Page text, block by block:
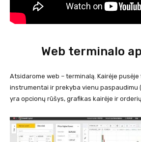
Web terminalo
Atsidarome web – terminalą. Kairėje
instrumentai ir prekyba vienu paspaudimu
yra opcionų rūšys, grafikas kairėje ir